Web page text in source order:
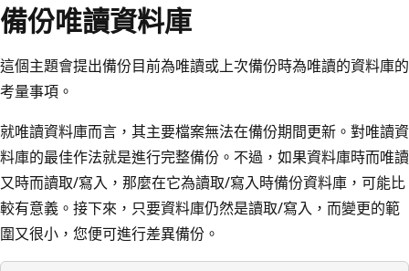
備份唯讀資料庫
這個主題會提出備份目前為唯讀或上次備份時為唯讀的資料庫的
考量事項。
就唯讀資料庫而言，其主要檔案無法在備份期間更新。對唯讀資
料庫的最佳作法就是進行完整備份。不過，如果資料庫時而唯讀
又時而讀取/寫入，那麼在它為讀取/寫入時備份資料庫，可能比
較有意義。接下來，只要資料庫仍然是讀取/寫入，而變更的範
圍又很小，您便可進行差異備份。